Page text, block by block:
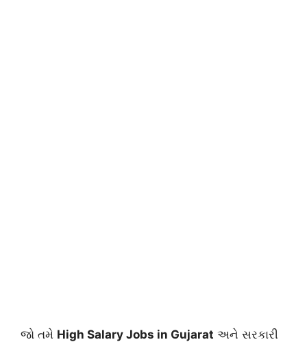
જો તમે High Salary Jobs in Gujarat અને સરકારી